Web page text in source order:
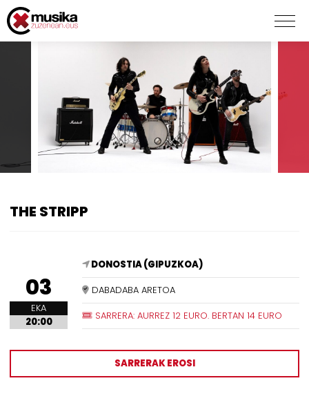
THE STRIPP
03
EKA
20:00
DONOSTIA (GIPUZKOA)
DABADABA ARETOA
SARRERA: AURREZ 12 EURO. BERTAN 14 EURO
SARRERAK EROSI